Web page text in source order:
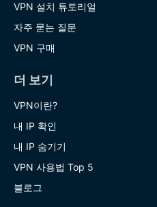
VPN 설치 튜토리얼
자주 묻는 질문
VPN 구매
더 보기
VPN이란?
내 IP 확인
내 IP 숨기기
VPN 사용법 Top 5
블로그